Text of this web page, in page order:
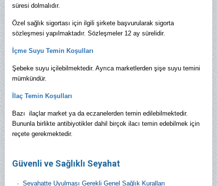
süresi dolmalıdır.
Özel sağlık sigortası için ilgili şirkete başvurularak sigorta
sözleşmesi yapılmaktadır. Sözleşmeler 12 ay sürelidir.
İçme Suyu Temin Koşulları
Şebeke suyu içilebilmektedir. Ayrıca marketlerden şişe suyu temini
mümkündür.
İlaç Temin Koşulları
Bazı ilaçlar market ya da eczanelerden temin edilebilmektedir.
Bununla birlikte antibiyotikler dahil birçok ilacı temin edebilmek için
reçete gerekmektedir.
Güvenli ve Sağlıklı Seyahat
· Seyahatte Uyulması Gerekli Genel Sağlık Kuralları